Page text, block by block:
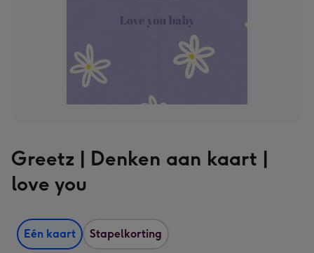
Greetz | Denken aan kaart |
love you
Eén kaart Stapelkorting